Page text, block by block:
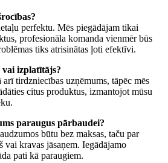
perfektu. Mēs piegādājam tikai
profesionāla komanda vienmēr būs
tiks atrisinātas ļoti efektīvi.
vai izplatītājs?
tirdzniecības uzņēmums, tāpēc mēs
citus produktus, izmantojot mūsu
paraugus pārbaudei?
būtu bez maksas, taču par
vai kravas jāsaņem. Iegādājamo
pati kā paraugiem.